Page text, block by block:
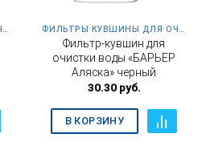
Фильтр-кувшин для
очистки воды «БАРЬЕР
Аляска» черный
30.30руб.
В КОРЗИНУ